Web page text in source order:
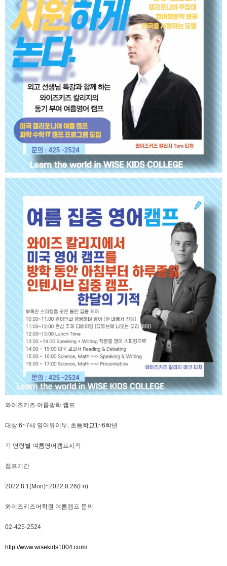
와이즈키즈 여름방학 캠프
대상:6~7세 영어유이부, 초등학교1~6학년
각 연령별 여름영어캠프시작
캠프기간
2022.8.1(Mon)~2022.8.26(Fri)
와이즈키즈어학원 여름캠프 문의
​02-425-2524
http://www.wisekids1004.com/